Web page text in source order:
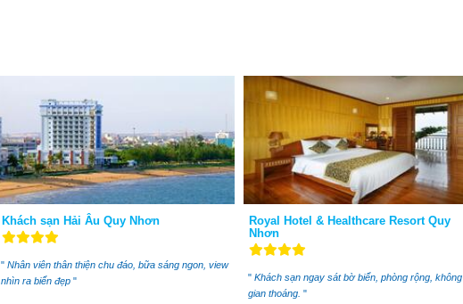
Khách sạn Hải Âu Quy Nhơn
"Nhân viên thân thiện chu đáo, bữa sáng ngon, view
nhìn ra biển đẹp "
Royal Hotel & Healthcare Resort Quy
Nhơn
" Khách sạn ngay sát bờ biển, phòng rộng, không
gian thoáng. "